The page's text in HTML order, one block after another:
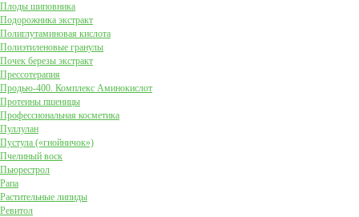
Плоды шиповника
Подорожника экстракт
Полиглутаминовая кислота
Полиэтиленовые гранулы
Почек березы экстракт
Прессотерапия
Продью-400. Комплекс Аминокислот
Протеины пшеницы
Профессиональная косметика
Пуллулан
Пустула («гнойничок»)
Пчелиный воск
Пьюрестрол
Рапа
Растительные липиды
Ревитол